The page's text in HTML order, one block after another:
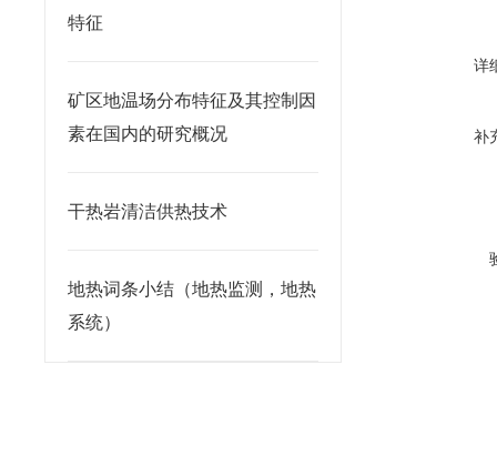
特征
矿区地温场分布特征及其控制因
素在国内的研究概况
干热岩清洁供热技术
地热词条小结（地热监测，地热
系统）
详
补